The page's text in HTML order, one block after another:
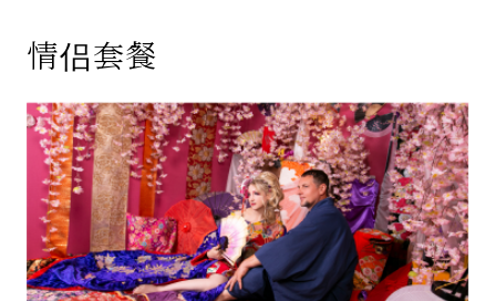
情侣套餐